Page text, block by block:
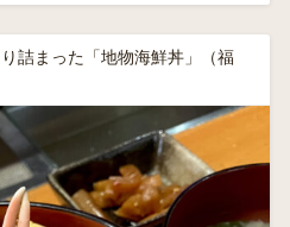
詰まった「地物海鮮丼」（福